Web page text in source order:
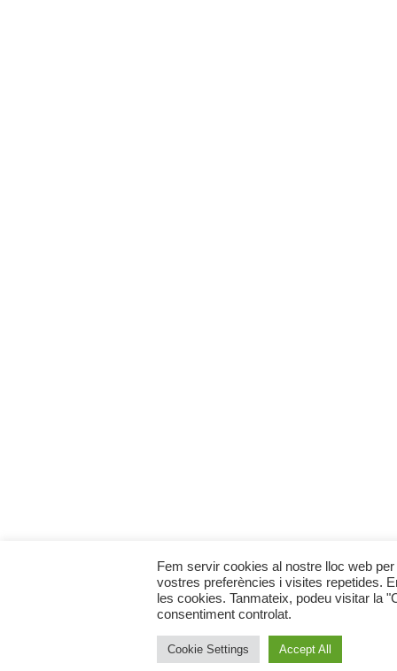
Fem servir cookies al nostre lloc web
vostres preferències i visites repetides.
les cookies. Tanmateix, podeu visitar la
consentiment controlat.
Cookie Settings Accept All